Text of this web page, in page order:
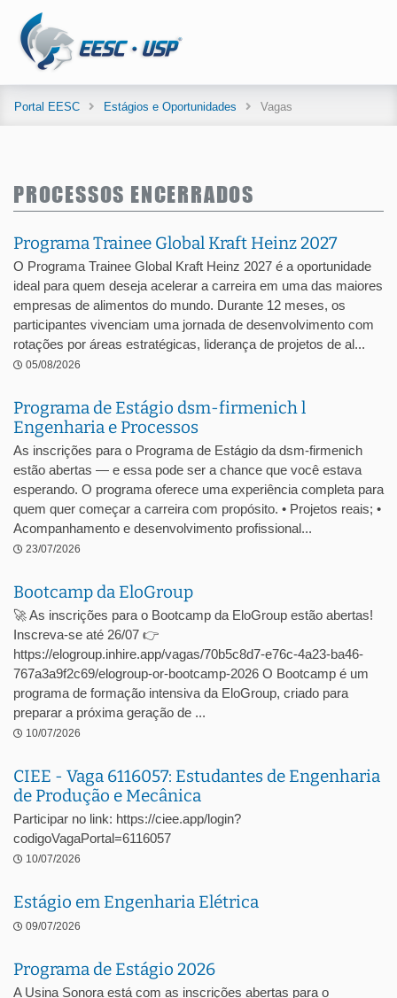
Portal EESC Estágios e Oportunidades Vagas
PROCESSOS ENCERRADOS
Programa Trainee Global Kraft Heinz 2027
O Programa Trainee Global Kraft Heinz 2027 é a oportunidade
ideal para quem deseja acelerar a carreira em uma das maiores
empresas de alimentos do mundo. Durante 12 meses, os
participantes vivenciam uma jornada de desenvolvimento com
rotações por áreas estratégicas, liderança de projetos de al...
05/08/2026
Programa de Estágio dsm-firmenich l
Engenharia e Processos
As inscrições para o Programa de Estágio da dsm-firmenich
estão abertas — e essa pode ser a chance que você estava
esperando. O programa oferece uma experiência completa para
quem quer começar a carreira com propósito. • Projetos reais; •
Acompanhamento e desenvolvimento profissional...
23/07/2026
Bootcamp da EloGroup
🚀 As inscrições para o Bootcamp da EloGroup estão abertas!
Inscreva-se até 26/07 👉
https://elogroup.inhire.app/vagas/70b5c8d7-e76c-4a23-ba46-
767a3a9f2c69/elogroup-or-bootcamp-2026 O Bootcamp é um
programa de formação intensiva da EloGroup, criado para
preparar a próxima geração de ...
10/07/2026
CIEE - Vaga 6116057: Estudantes de Engenharia
de Produção e Mecânica
Participar no link: https://ciee.app/login?
codigoVagaPortal=6116057
10/07/2026
Estágio em Engenharia Elétrica
09/07/2026
Programa de Estágio 2026
A Usina Sonora está com as inscrições abertas para o